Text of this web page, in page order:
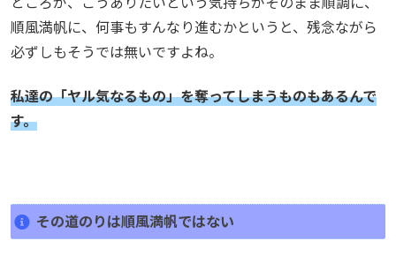
順風満帆に、何事もすんなり進むかというと、残念ながら
必ずしもそうでは無いですよね。
私達の「ヤル気なるもの」を奪ってしまうものもあるんで
す。
その道のりは順風満帆ではない